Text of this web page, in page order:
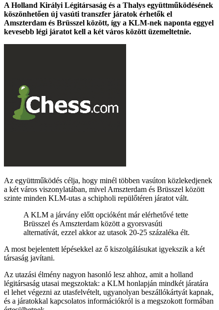
A Holland Királyi Légitársaság és a Thalys együttműködésének
köszönhetően új vasúti transzfer járatok érhetők el
Amszterdam és Brüsszel között, így a KLM-nek naponta eggyel
kevesebb légi járatot kell a két város között üzemeltetnie.
Az együttműködés célja, hogy minél többen vasúton közlekedjenek
a két város viszonylatában, mivel Amszterdam és Brüsszel között
szinte minden KLM-utas a schipholi repülőtéren járatot vált.
A KLM a járvány előtt opcióként már elérhetővé tette
Brüsszel és Amszterdam között a gyorsvasúti
alternatívát, ezzel akkor az utasok 20-25 százaléka élt.
A most bejelentett lépésekkel az ő kiszolgálásukat igyekszik a két
társaság javítani.
Az utazási élmény nagyon hasonló lesz ahhoz, amit a holland
légitársaság utasai megszoktak: a KLM honlapján mindkét járatára
el lehet végezni az utasfelvételt, ugyanolyan beszállókártyát kapnak,
és a járatokkal kapcsolatos információkról is a megszokott formában